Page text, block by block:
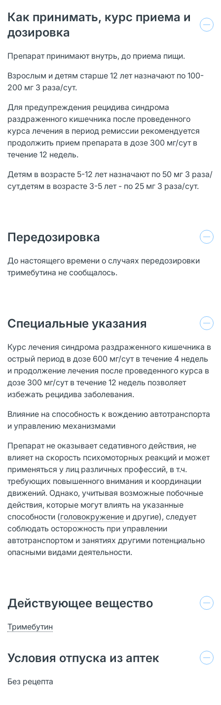
Как принимать, курс приема и
дозировка
Препарат принимают внутрь, до приема пищи.
Взрослым и детям старше 12 лет назначают по 100-
200 мг 3 раза/сут.
Для предупреждения рецидива синдрома
раздраженного кишечника после проведенного
курса лечения в период ремиссии рекомендуется
продолжить прием препарата в дозе 300 мг/сут в
течение 12 недель.
Детям в возрасте 5-12 лет назначают по 50 мг 3 раза/
сут,детям в возрасте 3-5 лет - по 25 мг 3 раза/сут.
Передозировка
До настоящего времени о случаях передозировки
тримебутина не сообщалось.
Специальные указания
Курс лечения синдрома раздраженного кишечника в
острый период в дозе 600 мг/сут в течение 4 недель
и продолжение лечения после проведенного курса в
дозе 300 мг/сут в течение 12 недель позволяет
избежать рецидива заболевания.
Влияние на способность к вождению автотранспорта
и управлению механизмами
Препарат не оказывает седативного действия, не
влияет на скорость психомоторных реакций и может
применяться у лиц различных профессий, в т.ч.
требующих повышенного внимания и координации
движений. Однако, учитывая возможные побочные
действия, которые могут влиять на указанные
способности (головокружение и другие), следует
соблюдать осторожность при управлении
автотранспортом и занятиях другими потенциально
опасными видами деятельности.
Действующее вещество
Тримебутин
Условия отпуска из аптек
Без рецепта